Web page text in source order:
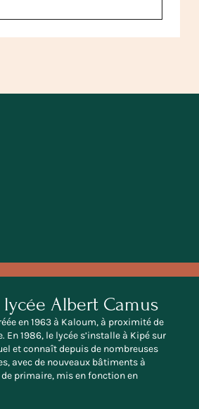
Albert Camus
en 1963 à Kaloum, à proximité de
En 1986, le lycée s’installe à Kipé sur
et connaît depuis de nombreuses
avec de nouveaux bâtiments à
primaire, mis en fonction en